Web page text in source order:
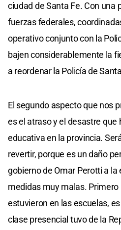
ciudad de Santa Fe. Con una
fuerzas federales,
operativo conjunto con la
bajen considerablemente la
a reordenar la Policía de
El segundo aspecto que nos
es el atraso y el desastre que
educativa en la provincia.
revertir, porque es un daño
gobierno de Omar Perotti a
medidas muy malas. Primero
estuvieron en las escuelas,
clase presencial tuvo de la